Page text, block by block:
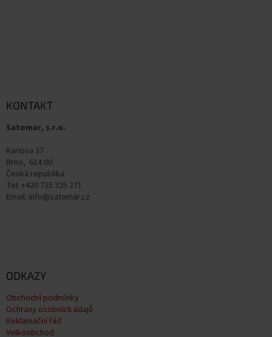
KONTAKT
Satomar, s.r.o.
Karlova 37
Brno, 614 00
Česká republika
Tel: +420 725 325 271
Email: info@satomar.cz
ODKAZY
Obchodní podmínky
Ochrany osobních údajů
Reklamační řád
Velkoobchod